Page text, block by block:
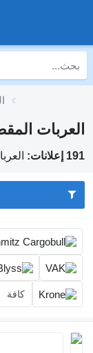
العربات
191 إعلانات:
كافة